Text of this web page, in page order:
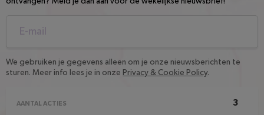
We gebruiken je gegevens alleen om je onze nieuwsberichten te
sturen. Meer info lees je in onze Privacy & Cookie Policy.
AANTAL ACTIES 3